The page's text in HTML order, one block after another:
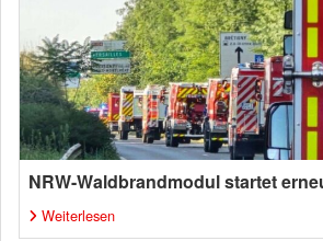
NRW-Waldbrandmodul startet
Weiterlesen